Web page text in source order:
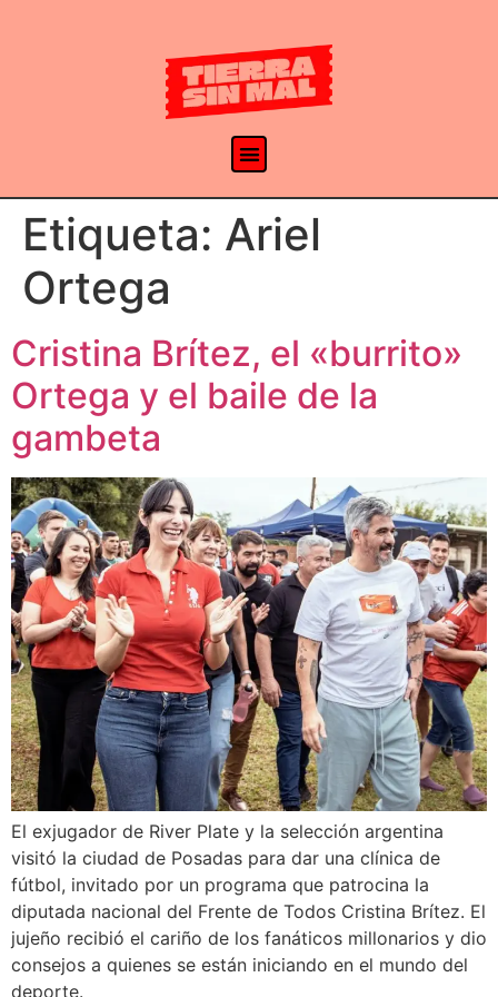
Etiqueta: Ariel
Ortega
Cristina Brítez, el «burrito»
Ortega y el baile de la
gambeta
El exjugador de River Plate y la selección argentina
visitó la ciudad de Posadas para dar una clínica de
fútbol, invitado por un programa que patrocina la
diputada nacional del Frente de Todos Cristina Brítez. El
jujeño recibió el cariño de los fanáticos millonarios y dio
consejos a quienes se están iniciando en el mundo del
deporte.